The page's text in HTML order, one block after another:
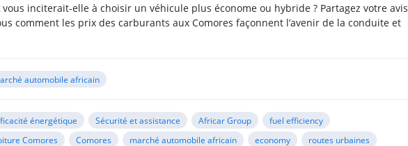
vous inciterait-elle à choisir un véhicule plus économe ou hybride ? Partagez votre avis
comment les prix des carburants aux Comores façonnent l’avenir de la conduite et
automobile africain
énergétique Sécurité et assistance Africar Group
fuel efficiency
Comores
Comores marché automobile africain economy routes urbaines